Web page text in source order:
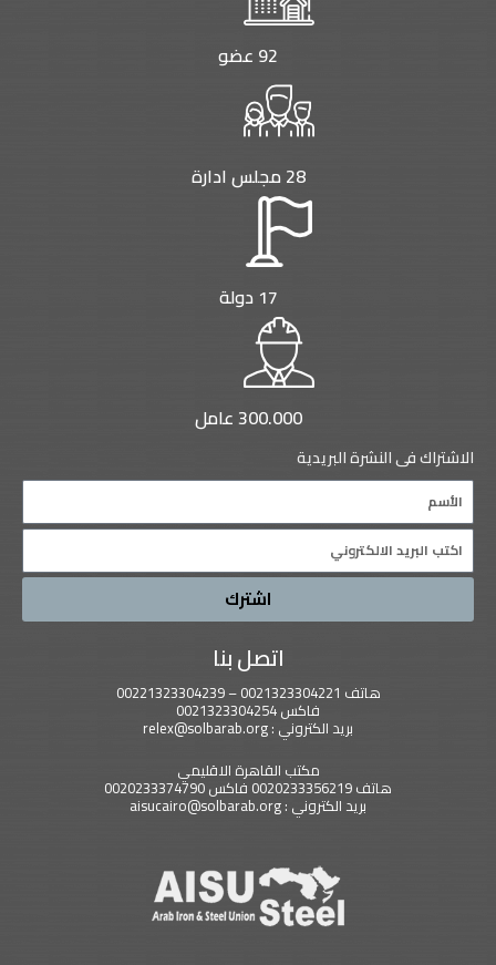
92 عضو
28 مجلس ادارة
17 دولة
300.000 عامل
الاشتراك فى النشرة البريدية
Name
Email
اشترك
اتصل بنا
هاتف 0021323304221 – 00221323304239
فاكس 0021323304254
بريد الكتروني : relex@solbarab.org
مكتب القاهرة الاقليمي
هاتف 0020233356219 فاكس 0020233374790
بريد الكتروني : aisucairo@solbarab.org